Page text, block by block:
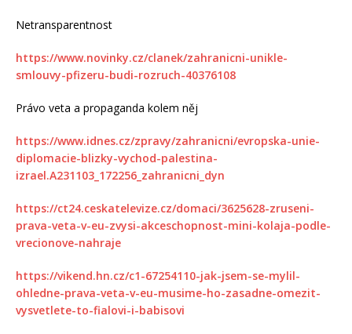
Netransparentnost
https://www.novinky.cz/clanek/zahranicni-unikle-
smlouvy-pfizeru-budi-rozruch-40376108
Právo veta a propaganda kolem něj
https://www.idnes.cz/zpravy/zahranicni/evropska-unie-
diplomacie-blizky-vychod-palestina-
izrael.A231103_172256_zahranicni_dyn
https://ct24.ceskatelevize.cz/domaci/3625628-zruseni-
prava-veta-v-eu-zvysi-akceschopnost-mini-kolaja-podle-
vrecionove-nahraje
https://vikend.hn.cz/c1-67254110-jak-jsem-se-mylil-
ohledne-prava-veta-v-eu-musime-ho-zasadne-omezit-
vysvetlete-to-fialovi-i-babisovi